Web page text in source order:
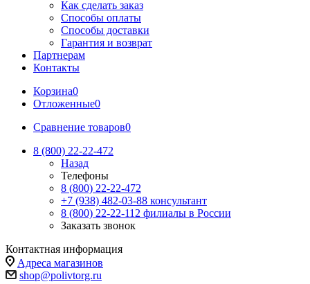
Как сделать заказ
Способы оплаты
Способы доставки
Гарантия и возврат
Партнерам
Контакты
Корзина0
Отложенные0
Сравнение товаров0
8 (800) 22-22-472
Назад
Телефоны
8 (800) 22-22-472
+7 (938) 482-03-88 консультант
8 (800) 22-22-112 филиалы в России
Заказать звонок
Контактная информация
Адреса магазинов
shop@polivtorg.ru